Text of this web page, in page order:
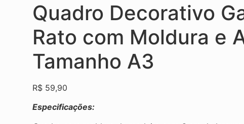
Quadro Decorativo
Rato com Moldura e
Tamanho A3
R$59,90
Especificações: